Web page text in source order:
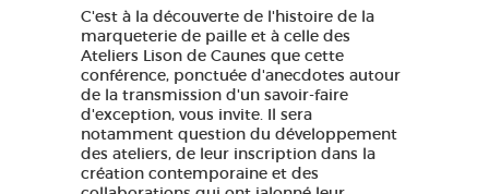
FR
C'est à la découverte de l'histoire de la
marqueterie de paille et à celle des
Ateliers Lison de Caunes que cette
conférence, ponctuée d'anecdotes autour
de la transmission d'un savoir-faire
d'exception, vous invite. Il sera
notamment question du développement
des ateliers, de leur inscription dans la
création contemporaine et des